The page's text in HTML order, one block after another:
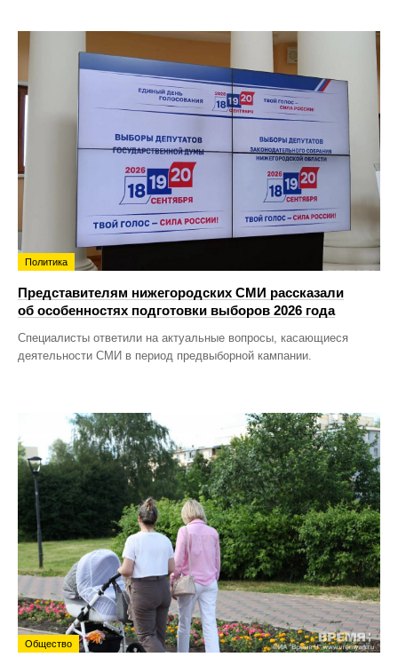
Политика
Представителям нижегородских СМИ рассказали
об особенностях подготовки выборов 2026 года
Специалисты ответили на актуальные вопросы, касающиеся
деятельности СМИ в период предвыборной кампании.
Общество